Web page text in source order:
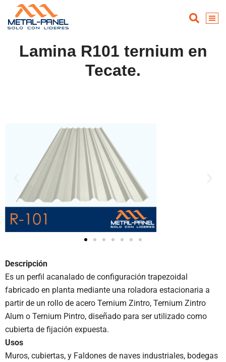
Lamina R101 ternium en
Tecate.
Descripción
Es un perfil acanalado de configuración trapezoidal
fabricado en planta mediante una roladora estacionaria a
partir de un rollo de acero Ternium Zintro, Ternium Zintro
Alum o Ternium Pintro, diseñado para ser utilizado como
cubierta de fijación expuesta.
Usos
Muros, cubiertas, y Faldones de naves industriales, bodegas